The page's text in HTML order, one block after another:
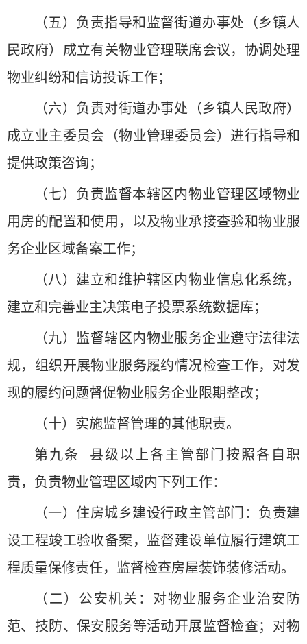
（五）负责指导和监督街道办事处（乡镇人
民政府）成立有关物业管理联席会议，协调处理
物业纠纷和信访投诉工作；
（六）负责对街道办事处（乡镇人民政府）
成立业主委员会（物业管理委员会）进行指导和
提供政策咨询；
（七）负责监督本辖区内物业管理区域物业
用房的配置和使用，以及物业承接查验和物业服
务企业区域备案工作；
（八）建立和维护辖区内物业信息化系统，
建立和完善业主决策电子投票系统数据库；
（九）监督辖区内物业服务企业遵守法律法
规，组织开展物业服务履约情况检查工作，对发
现的履约问题督促物业服务企业限期整改；
（十）实施监督管理的其他职责。
第九条 县级以上各主管部门按照各自职
责，负责物业管理区域内下列工作：
（一）住房城乡建设行政主管部门：负责建
设工程竣工验收备案，监督建设单位履行建筑工
程质量保修责任，监督检查房屋装饰装修活动。
（二）公安机关：对物业服务企业治安防
范、技防、保安服务等活动开展监督检查；对物